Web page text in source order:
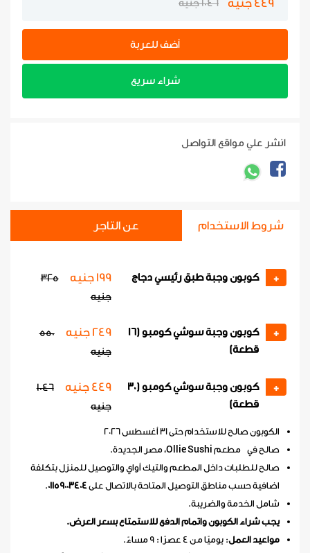
449 جنيه 1046 جنيه
أضف للعربة
شراء سريع
انشر علي مواقع التواصل
شروط الاستخدام عن التاجر
+ كوبون وجبة طبق رئيسي دجاج 199 جنيه
325
جنيه
+
كوبون وجبة سوشي كومبو (16
قطعة)
249 جنيه
550
جنيه
+
كوبون وجبة سوشي كومبو (30
قطعة)
449 جنيه
1046
جنيه
الكوبون صالح للاستخدام حتى 31 أغسطس 2026
صالح في مطعم Ollie Sushi، مصر الجديدة.
صالح للطلبات داخل المطعم والتيك أواي والتوصيل للمنزل بتكلفة
اضافية حسب مناطق التوصيل المتاحة بالاتصال على01159003404
.
شامل الخدمة والضريبة.
يجب شراء الكوبون واتمام الدفع للاستمتاع بسعر العرض.
مواعيد العمل: يوميًا من 4 عصرًا : 9 مساءً.